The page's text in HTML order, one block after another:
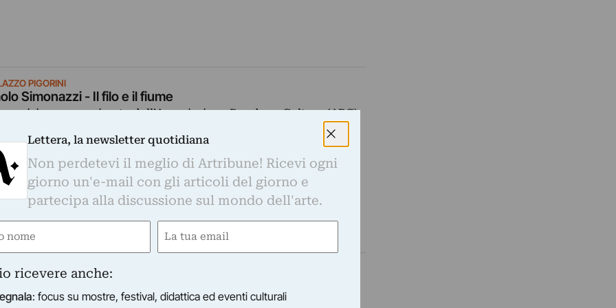
PIGORINI
Simonazzi - Il filo e il fiume
organizzata dall’Associazione Bondeno Cultura (ABC)
stretta collaborazione con il Comune di Parma nell’ambito del
ufficiale di Parma…
Parma (PR) 25/03/2022–08/05/2022
PIGORINI
Maria Ricci - I segni dell'uomo
figura del grande editore e intellettuale, recentemente
Lettera, la newsletter quotidiana
Non perdetevi il meglio di Artribune! Ricevi ogni
giorno un'e-mail con gli articoli del giorno e
partecipa alla discussione sul mondo dell'arte.
Email
ricevere anche:
: focus su mostre, festival, didattica ed eventi culturali